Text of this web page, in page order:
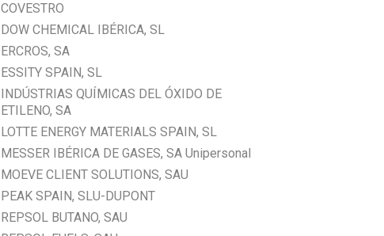
COVESTRO
DOW CHEMICAL IBÉRICA, SL
ERCROS, SA
ESSITY SPAIN, SL
INDÚSTRIAS QUÍMICAS DEL ÓXIDO DE
ETILENO, SA
LOTTE ENERGY MATERIALS SPAIN, SL
MESSER IBÉRICA DE GASES, SA Unipersonal
MOEVE CLIENT SOLUTIONS, SAU
PEAK SPAIN, SLU-DUPONT
REPSOL BUTANO, SAU